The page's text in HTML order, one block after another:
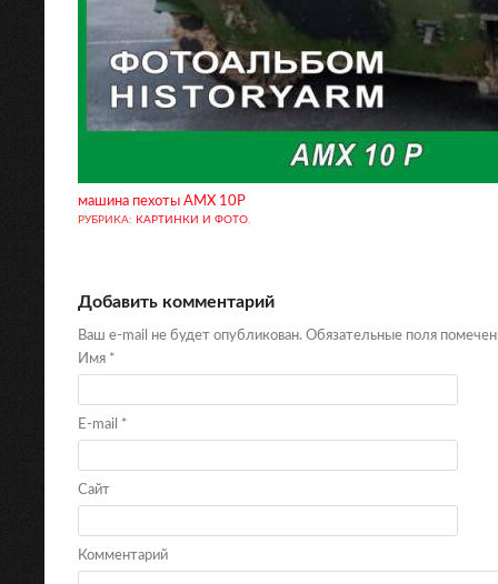
машина пехоты AMX 10P
РУБРИКА: КАРТИНКИ И ФОТО.
Добавить комментарий
Ваш e-mail не будет опубликован. Обязательные поля
Имя *
E-mail *
Сайт
Комментарий